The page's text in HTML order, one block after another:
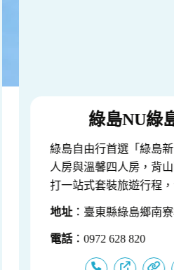
綠島NU綠
綠島自由行首選「綠島新
人房與溫馨四人房，背山
打一站式套裝旅遊行程，
地址：臺東縣綠島鄉南寮
電話：0972 628 820